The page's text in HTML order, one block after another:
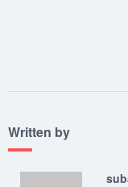
Written by